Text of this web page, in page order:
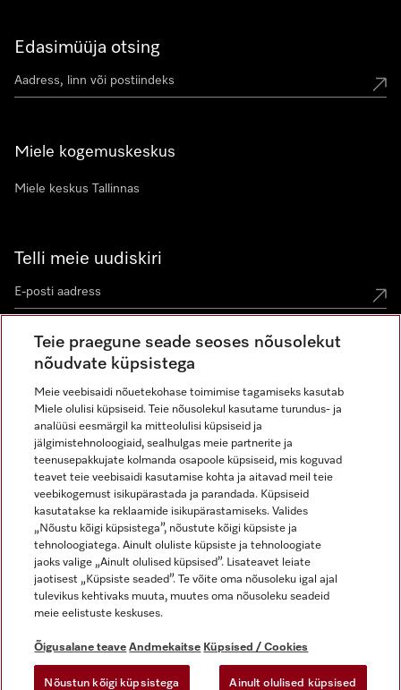
Edasimüüja otsing
Miele kogemuskeskus
Miele keskus Tallinnas
Telli meie uudiskiri
Õigusalane teave
Üldtingimused
Andmekaitse
Kasutustingimused
Digiteenuste seadus
Miele Instagramis
Miele Facebookis
Miele Youtube'is
Teie praegune seade seoses nõusolekut
nõudvate küpsistega
Meie veebisaidi nõuetekohase toimimise tagamiseks kasutab
Miele olulisi küpsiseid. Teie nõusolekul kasutame turundus- ja
analüüsi eesmärgil ka mitteolulisi küpsiseid ja
jälgimistehnoloogiaid, sealhulgas meie partnerite ja
teenusepakkujate kolmanda osapoole küpsiseid, mis koguvad
teavet teie veebisaidi kasutamise kohta ja aitavad meil teie
veebikogemust isikupärastada ja parandada. Küpsiseid
kasutatakse ka reklaamide isikupärastamiseks. Valides
„Nõustu kõigi küpsistega”, nõustute kõigi küpsiste ja
tehnoloogiatega. Ainult oluliste küpsiste ja tehnoloogiate
jaoks valige „Ainult olulised küpsised”. Lisateavet leiate
jaotisest „Küpsiste seaded”. Te võite oma nõusoleku igal ajal
tulevikus kehtivaks muuta, muutes oma nõusoleku seadeid
meie eelistuste keskuses.
Õigusalane teave Andmekaitse Küpsised / Cookies
Nõustun kõigi küpsistega Ainult olulised küpsised